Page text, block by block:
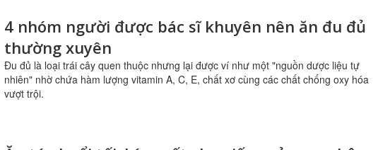
4 nhóm người được bác sĩ khuyên nên ăn đu đủ
thường xuyên
Đu đủ là loại trái cây quen thuộc nhưng lại được ví như một "nguồn dược liệu tự
nhiên" nhờ chứa hàm lượng vitamin A, C, E, chất xơ cùng các chất chống oxy hóa
vượt trội.